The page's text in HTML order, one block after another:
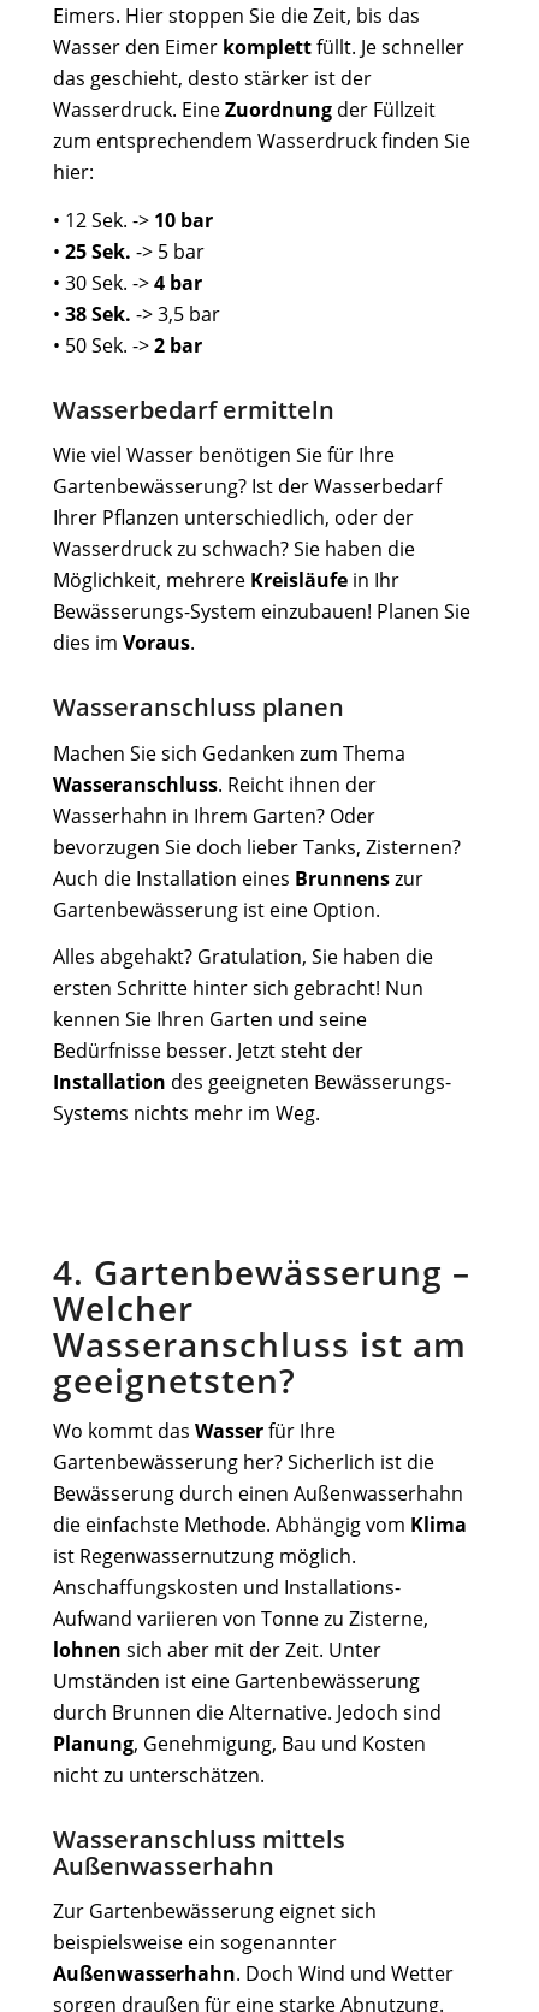
Eimers. Hier stoppen Sie die Zeit, bis das
Wasser den Eimer komplettfüllt. Je schneller
das geschieht, desto stärker ist der
Wasserdruck. EineZuordnungder Füllzeit
zum entsprechendem Wasserdruck finden Sie
hier:
• 12 Sek. -> 10 bar
• 25 Sek. -> 5 bar
• 30 Sek. ->4 bar
• 38 Sek. -> 3,5 bar
• 50 Sek. ->2 bar
Wasserbedarf ermitteln
Wie viel Wasser benötigen Sie für Ihre
Gartenbewässerung? Ist der Wasserbedarf
Ihrer Pflanzen unterschiedlich, oder der
Wasserdruck zu schwach? Sie haben die
Möglichkeit, mehrere Kreisläufein Ihr
Bewässerungs-System einzubauen! Planen Sie
dies im Voraus.
Wasseranschluss planen
Machen Sie sich Gedanken zum Thema
Wasseranschluss. Reicht ihnen der
Wasserhahn in Ihrem Garten? Oder
bevorzugen Sie doch lieber Tanks, Zisternen?
Auch die Installation eines Brunnenszur
Gartenbewässerung ist eine Option.
Alles abgehakt? Gratulation, Sie haben die
ersten Schritte hinter sich gebracht! Nun
kennen Sie Ihren Garten und seine
Bedürfnisse besser. Jetzt steht der
Installation des geeigneten Bewässerungs-
Systems nichts mehr im Weg.
4. Gartenbewässerung –
Welcher
Wasseranschluss ist am
geeignetsten?
Wo kommt das Wasserfür Ihre
Gartenbewässerung her? Sicherlich ist die
Bewässerung durch einen Außenwasserhahn
die einfachste Methode. Abhängig vom Klima
ist Regenwassernutzung möglich.
Anschaffungskosten und Installations-
Aufwand variieren von Tonne zu Zisterne,
lohnen sich aber mit der Zeit. Unter
Umständen ist eine Gartenbewässerung
durch Brunnen die Alternative. Jedoch sind
Planung, Genehmigung, Bau und Kosten
nicht zu unterschätzen.
Wasseranschluss mittels
Außenwasserhahn
Zur Gartenbewässerung eignet sich
beispielsweise ein sogenannter
Außenwasserhahn. Doch Wind und Wetter
sorgen draußen für eine starke Abnutzung.